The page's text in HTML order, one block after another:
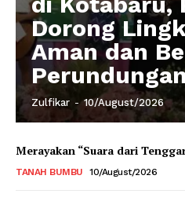
Dorong
Aman dan
Zulfikar - 10/August/2026
Merayakan “Suara dari
TANAH BUMBU 10/August/2026